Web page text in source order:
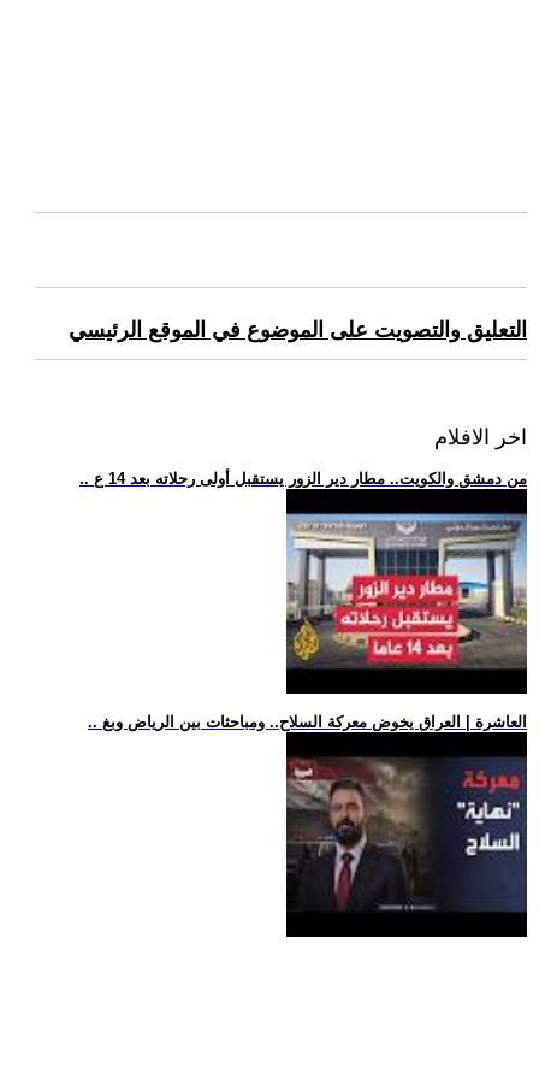
التعليق والتصويت على الموضوع في الموقع الرئيسي
اخر الافلام
.. من دمشق والكويت.. مطار دير الزور يستقبل أولى رحلاته بعد 14 ع
.. العاشرة | العراق يخوض معركة السلاح.. ومباحثات بين الرياض وبغ